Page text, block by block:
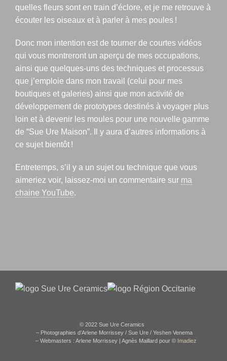
quelles fleurs sont en train d’éclore, et je me retrouve à
écouter les oiseaux et à parler à mes poules !
Donc mon intention est de tourner de courtes vidéos
qui vous montreront un aperçu de mes occupations,
ainsi que quelques-uns des techniques et processus
que j’emploie dans mon travail (celui pour mes
boutiques et galeries) ainsi que mon activité de
développement de prototypes destinés à voyager plus
loin et à devenir les moules pour une nouvelle gamme
de “Sue Ure Maison”. Il y aura d’autres informations à
ce sujet bientôt !
Entretemps, s’il y a un sujet ou technique que vous
aimeriez voir, laissez-moi un commentaire sur ma
chaine YouTube.
© 2022 Sue Ure Ceramics
– Photographies d’Arlene Morrissey / Sue Ure / Yeshen Venema
– Webmasters : Arlene Morrissey | Agnès Maillard pour © Imadiez